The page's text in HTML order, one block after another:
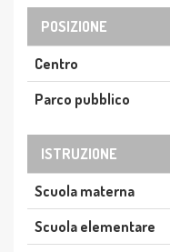
POSIZIONE
Centro
Parco pubblico
ISTRUZIONE
Scuola materna
Scuola elementare